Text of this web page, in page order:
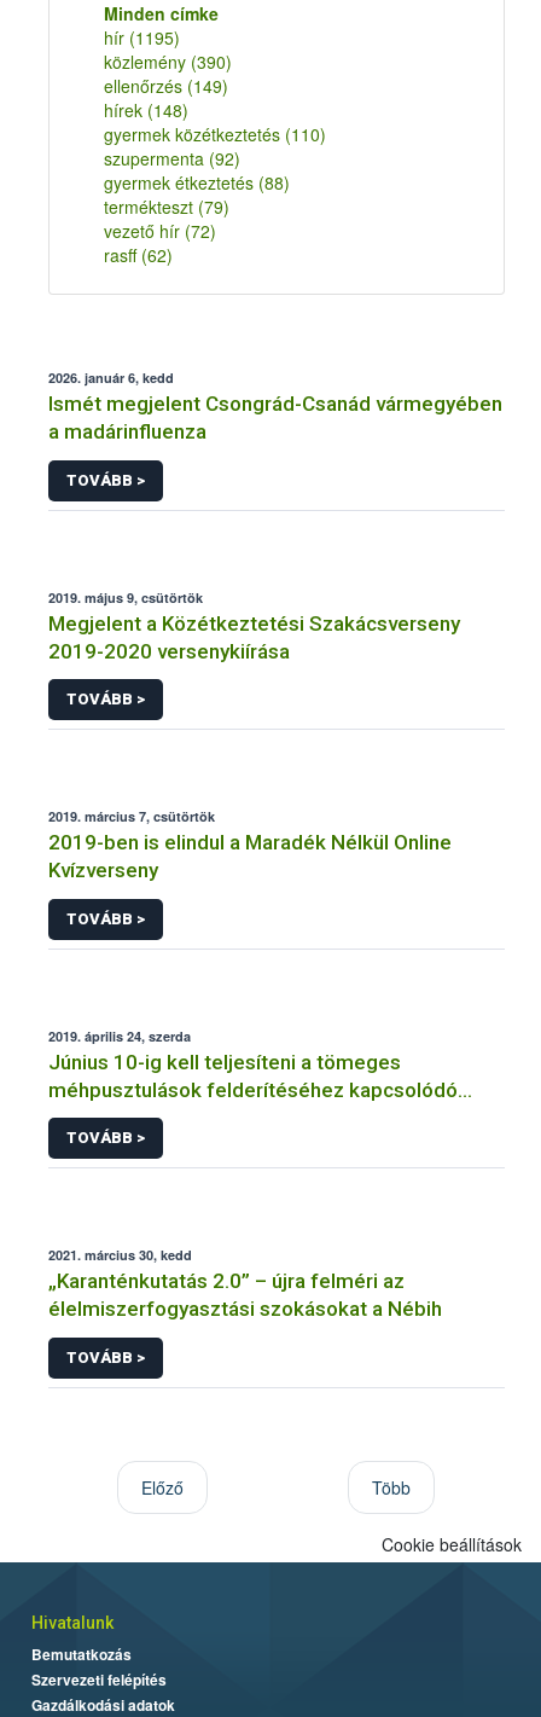
Minden címke
hír (1195)
közlemény (390)
ellenőrzés (149)
hírek (148)
gyermek közétkeztetés (110)
szupermenta (92)
gyermek étkeztetés (88)
termékteszt (79)
vezető hír (72)
rasff (62)
2026. január 6, kedd
Ismét megjelent Csongrád-Csanád vármegyében
a madárinfluenza
TOVÁBB >
2019. május 9, csütörtök
Megjelent a Közétkeztetési Szakácsverseny
2019-2020 versenykiírása
TOVÁBB >
2019. március 7, csütörtök
2019-ben is elindul a Maradék Nélkül Online
Kvízverseny
TOVÁBB >
2019. április 24, szerda
Június 10-ig kell teljesíteni a tömeges
méhpusztulások felderítéséhez kapcsolódó
adatszolgáltatást
TOVÁBB >
2021. március 30, kedd
„Karanténkutatás 2.0” – újra felméri az
élelmiszerfogyasztási szokásokat a Nébih
TOVÁBB >
Előző Több
Cookie beállítások
Hivatalunk
Bemutatkozás
Szervezeti felépítés
Gazdálkodási adatok